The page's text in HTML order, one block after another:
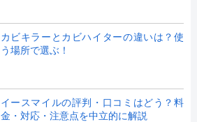
カビキラーとカビハイターの違いは？使
う場所で選ぶ！
イースマイルの評判・口コミはどう？料
金・対応・注意点を中立的に解説